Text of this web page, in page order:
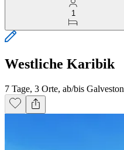
1
Westliche Karibik
7 Tage, 3 Orte, ab/bis Galveston